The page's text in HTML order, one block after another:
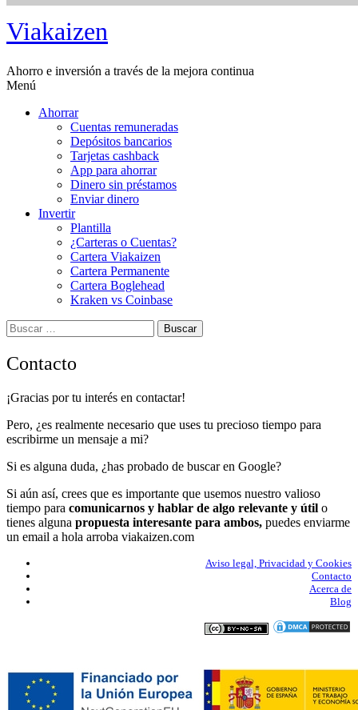
Saltar
al
Viakaizen
Ahorro e inversión a través de la mejora continua
Menú
Ahorrar
Cuentas remuneradas
Depósitos bancarios
Tarjetas cashback
App para ahorrar
Dinero sin préstamos
Enviar dinero
Invertir
Plantilla
¿Carteras o Cuentas?
Cartera Viakaizen
Cartera Permanente
Cartera Boglehead
Kraken vs Coinbase
Buscar:
Contacto
¡Gracias por tu interés en contactar!
Pero, ¿es realmente necesario que uses tu precioso tiempo para
escribirme un mensaje a mi?
Si es alguna duda, ¿has probado de buscar en Google?
Si aún así, crees que es importante que usemos nuestro valioso
tiempo para comunicarnos y hablar de algo relevante y útil o
tienes alguna propuesta interesante para ambos, puedes enviarme
un email a hola arroba viakaizen.com
Aviso legal, Privacidad y Cookies
Contacto
Acerca de
Blog